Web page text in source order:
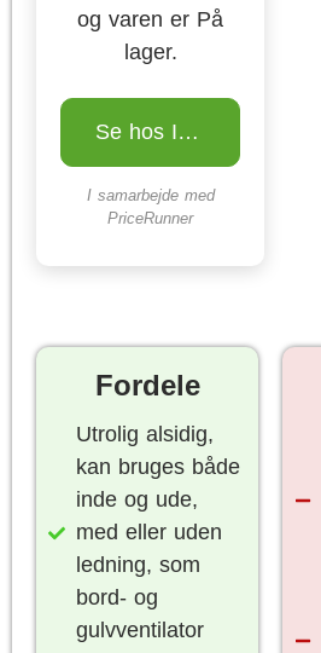
og varen er På
lager.
Se hos Imerco
I samarbejde med
PriceRunner
Fordele
Utrolig alsidig,
kan bruges både
inde og ude,
med eller uden
ledning, som
bord- og
gulvventilator